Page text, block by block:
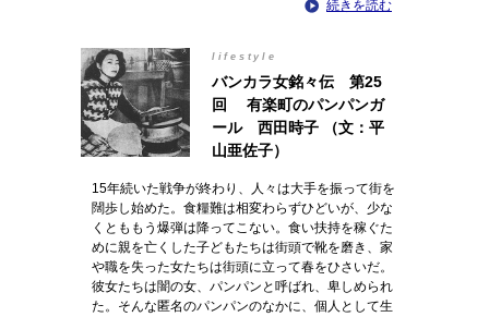
続きを読む
lifestyle
バンカラ女銘々伝 第25
回 有楽町のパンパンガ
ール 西田時子 （文：平
山亜佐子）
15年続いた戦争が終わり、人々は大手を振って街を
闊歩し始めた。食糧難は相変わらずひどいが、少な
くとももう爆弾は降ってこない。食い扶持を稼ぐた
めに親を亡くした子どもたちは街頭で靴を磨き、家
や職を失った女たちは街頭に立って春をひさいだ。
彼女たちは闇の女、パンパンと呼ばれ、卑しめられ
た。そんな匿名のパンパンのなかに、個人として生